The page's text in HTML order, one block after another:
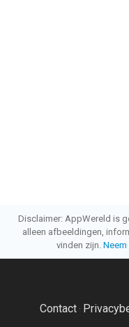
Disclaimer: AppWereld is
alleen afbeeldingen,
vinden zijn.
Contact·